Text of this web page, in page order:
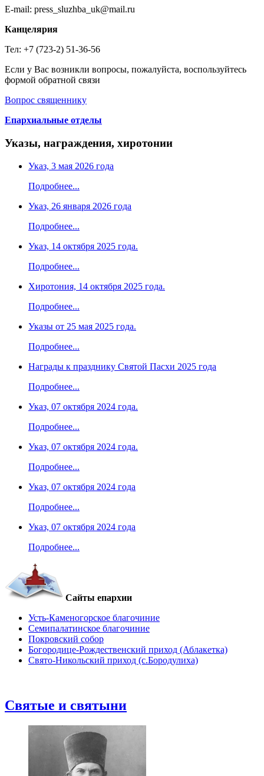
E-mail: press_sluzhba_uk@mail.ru
Канцелярия
Тел: +7 (723-2) 51-36-56
Если у Вас возникли вопросы, пожалуйста, воспользуйтесь
формой обратной связи
Вопрос священнику
Епархиальные отделы
Указы, награждения, хиротонии
Указ, 3 мая 2026 года
Подробнее...
Указ, 26 января 2026 года
Подробнее...
Указ, 14 октября 2025 года.
Подробнее...
Хиротония, 14 октября 2025 года.
Подробнее...
Указы от 25 мая 2025 года.
Подробнее...
Награды к празднику Святой Пасхи 2025 года
Подробнее...
Указ, 07 октября 2024 года.
Подробнее...
Указ, 07 октября 2024 года.
Подробнее...
Указ, 07 октября 2024 года
Подробнее...
Указ, 07 октября 2024 года
Подробнее...
Сайты епархии
Усть-Каменогорское благочиние
Семипалатинское благочиние
Покровский собор
Богородице-Рождественский приход (Аблакетка)
Свято-Никольский приход (с.Бородулиха)
Святые и святыни